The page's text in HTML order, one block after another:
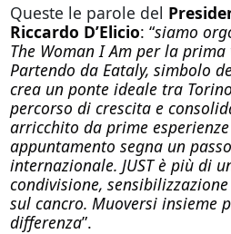
Queste le parole del
Riccardo D’Elicio: “siamo
The Woman I Am per la
Partendo da Eataly, simbolo
crea un ponte ideale tra
percorso di crescita e
arricchito da prime
appuntamento segna un
internazionale. JUST è più di
condivisione,
sul cancro. Muoversi insieme
differenza”.